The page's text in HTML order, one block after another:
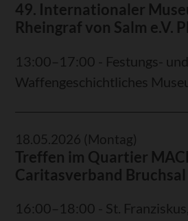
49. Internationaler
Rheingraf von Salm e.V.
13:00–17:00 - Festungs- und
Waffengeschichtliches
18.05.2026 (Montag)
Treffen im Quartier
Caritasverband Bruchsal
16:00–18:00 - St.